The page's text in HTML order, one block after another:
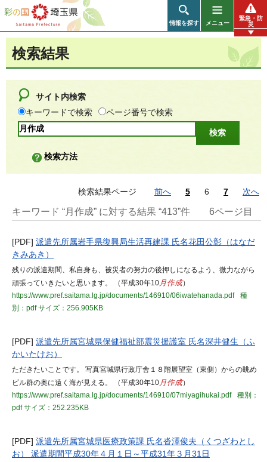
彩の国 埼玉県
情報を探す メニュー
緊急・防
災
検索結果
サイト内検索
キーワードで検索
ページ番号で検索
検索方法
検索結果ページ 前へ 5 6 7 次へ
キーワード “月作成” に対する結果 “413”件 6ページ目
[PDF] 派遣先所属岩手県復興局生活再建課 氏名花田公彰（はなだ
きみあき）
残りの派遣期間、私自身も、被災者の努力の後押しになるよう、微力ながら
頑張っていきたいと思います。 （平成30年10月作成）
https://www.pref.saitama.lg.jp/documents/146910/06iwatehanada.pdf
種
別：pdfサイズ：256.905KB
[PDF] 派遣先所属宮城県保健福祉部震災援護室 氏名深井健生（ふ
かいたけお）
ただきたいことです。 写真宮城県行政庁舎１８階展望室（東側）からの眺め
ビル群の奥に遠く海が見える。 （平成30年10月作成）
https://www.pref.saitama.lg.jp/documents/146910/07miyagihukai.pdf
種別：
pdfサイズ：252.235KB
[PDF] 派遣先所属宮城県医療政策課 氏名沓澤俊夫（くつざわとし
お） 派遣期間平成30年４月１日～平成31年３月31日